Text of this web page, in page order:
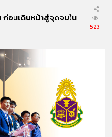
อนเดินหน้าสู่จุดจบใน
523